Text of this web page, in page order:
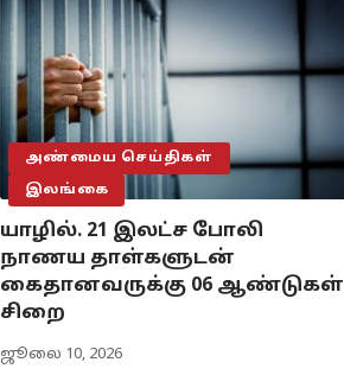
அண்மைய செய்திகள்
இலங்கை
யாழில். 21 இலட்ச போலி
நாணய தாள்களுடன்
கைதானவருக்கு 06 ஆண்டுகள்
சிறை
ஜூலை 10, 2026